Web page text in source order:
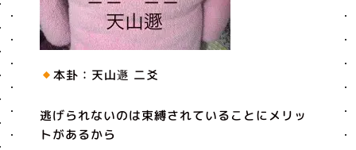
本卦：天山遯 二爻
逃げられないのは束縛されていることにメリッ
トがあるから